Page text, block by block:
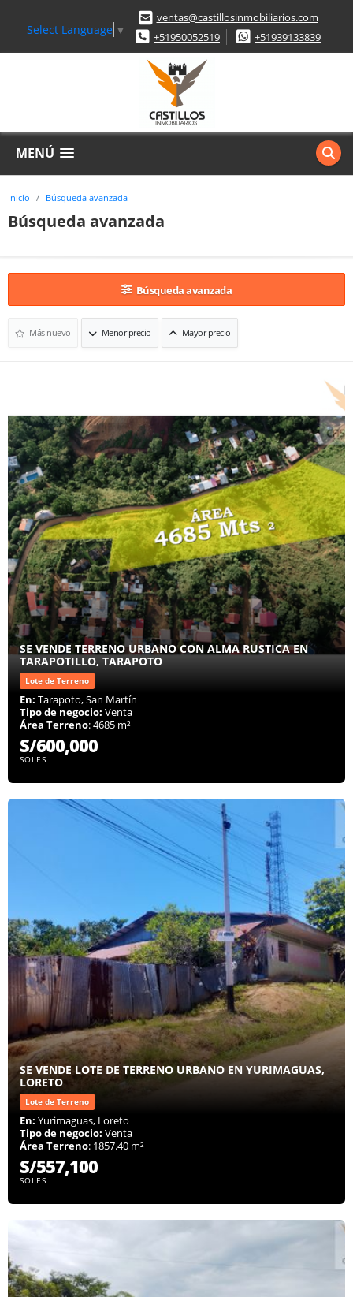
Select Language ▼
ventas@castillosinmobiliarios.com
+51950052519
+51939133839
MENÚ
Inicio Búsqueda avanzada
Búsqueda avanzada
Búsqueda avanzada
Más nuevo Menor precio Mayor precio
SE VENDE TERRENO URBANO CON ALMA RUSTICA EN
TARAPOTILLO, TARAPOTO
Lote de Terreno
En: Tarapoto, San Martín
Tipo de negocio: Venta
Área Terreno: 4685 m²
S/600,000
SOLES
SE VENDE LOTE DE TERRENO URBANO EN YURIMAGUAS,
LORETO
Lote de Terreno
En: Yurimaguas, Loreto
Tipo de negocio: Venta
Área Terreno: 1857.40 m²
S/557,100
SOLES